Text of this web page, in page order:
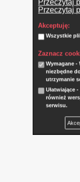
Przeczytaj
Przeczytaj
Akceptuję:
Wszystkie
Zaznacz
Wymagane -
niezbędne
utrzymanie
Ułatwiające
również
serwisu.